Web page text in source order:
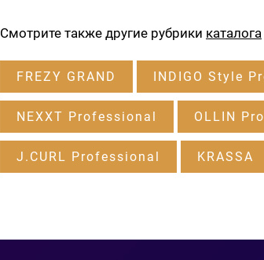
Смотрите также другие рубрики каталога
FREZY GRAND INDIGO Style
NEXXT Professional OLLIN
J.CURL Professional KRASSA